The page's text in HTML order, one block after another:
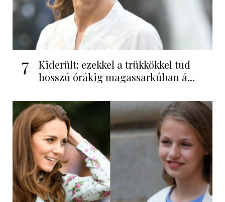
7
Kiderült: ezekkel a trükkökkel tud
hosszú órákig magassarkúban á...